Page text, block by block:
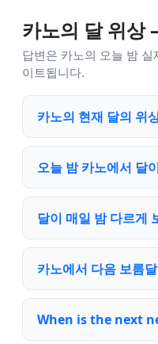
카노의 달 위상
답변은 카노의 오늘 밤
이트됩니다.
카노의 현재 달의 위
오늘 밤 카노에서 달
달이 매일 밤 다르게
카노에서 다음 보름
When is the next